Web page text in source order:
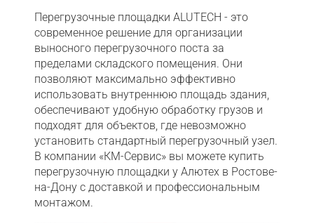
О компании
Где купить
Отзывы
Контакты
Перегрузочные площадки ALUTECH - это
современное решение для организации
выносного перегрузочного поста за
пределами складского помещения. Они
позволяют максимально эффективно
использовать внутреннюю площадь здания,
обеспечивают удобную обработку грузов и
подходят для объектов, где невозможно
установить стандартный перегрузочный узел.
В компании «КМ-Сервис» вы можете купить
перегрузочную площадки у Алютех в Ростове-
на-Дону с доставкой и профессиональным
монтажом.